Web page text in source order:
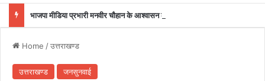
Home /उत्तराखण्ड
उत्तराखण्ड जनसुनवाई